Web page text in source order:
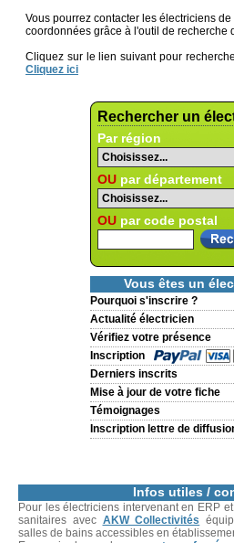
Rechercher un
Par région
OU par département
OU par code postal
Vous êtes un
Pourquoi s'inscrire ?
Actualité électricien
Vérifiez votre présence
Inscription
Derniers inscrits
Mise à jour de votre fiche
Témoignages
Inscription lettre de
Vous pourrez contacter les électriciens
coordonnées grâce à l'outil de recherche
Cliquez sur le lien suivant pour
Cliquez ici
Infos utiles /
Pour les électriciens intervenant en ERP
sanitaires avec AKW Collectivités
salles de bains accessibles en